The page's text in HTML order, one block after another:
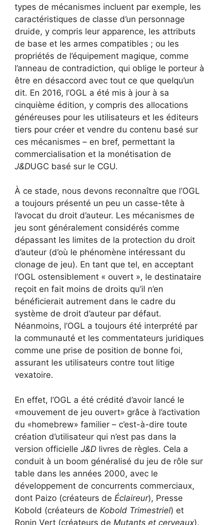
types de mécanismes incluent par exemple, les
caractéristiques de classe d’un personnage
druide, y compris leur apparence, les attributs
de base et les armes compatibles ; ou les
propriétés de l’équipement magique, comme
l’anneau de contradiction, qui oblige le porteur à
être en désaccord avec tout ce que quelqu’un
dit. En 2016, l’OGL a été mis à jour à sa
cinquième édition, y compris des allocations
généreuses pour les utilisateurs et les éditeurs
tiers pour créer et vendre du contenu basé sur
ces mécanismes – en bref, permettant la
commercialisation et la monétisation de
J&DUGC basé sur le CGU.
À ce stade, nous devons reconnaître que l’OGL
a toujours présenté un peu un casse-tête à
l’avocat du droit d’auteur. Les mécanismes de
jeu sont généralement considérés comme
dépassant les limites de la protection du droit
d’auteur (d’où le phénomène intéressant du
clonage de jeu). En tant que tel, en acceptant
l’OGL ostensiblement « ouvert », le destinataire
reçoit en fait moins de droits qu’il n’en
bénéficierait autrement dans le cadre du
système de droit d’auteur par défaut.
Néanmoins, l’OGL a toujours été interprété par
la communauté et les commentateurs juridiques
comme une prise de position de bonne foi,
assurant les utilisateurs contre tout litige
vexatoire.
En effet, l’OGL a été crédité d’avoir lancé le
«mouvement de jeu ouvert» grâce à l’activation
du «homebrew» familier – c’est-à-dire toute
création d’utilisateur qui n’est pas dans la
version officielle J&D livres de règles. Cela a
conduit à un boom généralisé du jeu de rôle sur
table dans les années 2000, avec le
développement de concurrents commerciaux,
dont Paizo (créateurs de Éclaireur), Presse
Kobold (créateurs de Kobold Trimestriel) et
Ronin Vert (créateurs de Mutants et cerveaux),